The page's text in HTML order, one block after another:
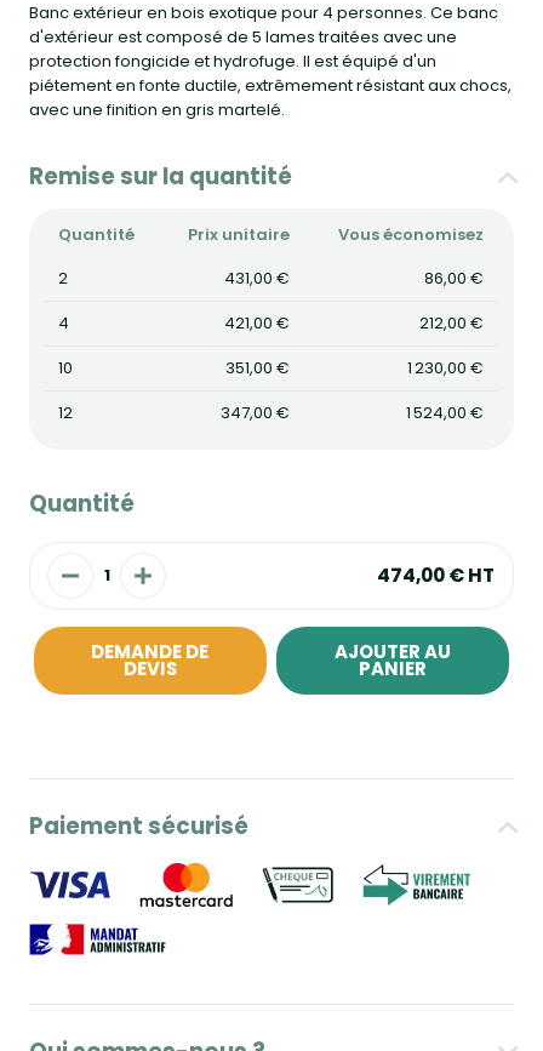
Banc extérieur en bois exotique pour 4 personnes. Ce banc
d'extérieur est composé de 5 lames traitées avec une
protection fongicide et hydrofuge. Il est équipé d'un
piétement en fonte ductile, extrêmement résistant aux chocs,
avec une finition en gris martelé.
Remise sur la quantité
Quantité Prix unitaire
Vous économisez
2
431,00 €
86,00 €
4
421,00 €
212,00 €
10
351,00 €
1 230,00 €
12
347,00 € 1 524,00 €
Quantité
474,00 €HT
DEMANDE DE
DEVIS
AJOUTER AU
PANIER
Paiement sécurisé